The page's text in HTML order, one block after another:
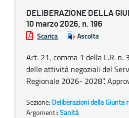
DELIBERAZIONE DELLA
10 marzo 2026, n. 196
Scarica Ascolta
Art. 21, comma 1 della L.R. n.
delle attività negoziali del
Regionale 2026- 2028”.
Sezione: Deliberazioni della Giunta
Argomenti:Sanità